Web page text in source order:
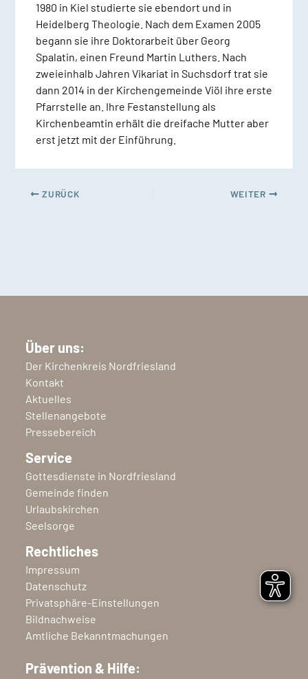
1980 in Kiel studierte sie ebendort und in
Heidelberg Theologie. Nach dem Examen 2005
begann sie ihre Doktorarbeit über Georg
Spalatin, einen Freund Martin Luthers. Nach
zweieinhalb Jahren Vikariat in Suchsdorf trat sie
dann 2014 in der Kirchengemeinde Viöl ihre erste
Pfarrstelle an. Ihre Festanstellung als
Kirchenbeamtin erhält die dreifache Mutter aber
erst jetzt mit der Einführung.
ZURÜCK WEITER
Über uns:
Der Kirchenkreis Nordfriesland
Kontakt
Aktuelles
Stellenangebote
Pressebereich
Service
Gottesdienste in Nordfriesland
Gemeinde finden
Urlaubskirchen
Seelsorge
Rechtliches
Impressum
Datenschutz
Privatsphäre-Einstellungen
Bildnachweise
Amtliche Bekanntmachungen
Prävention & Hilfe: